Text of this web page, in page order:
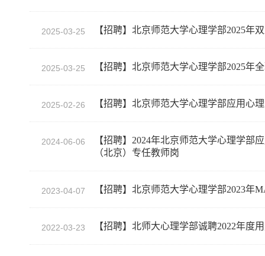
2025-03-25 【招聘】北京师范大学心理学部2025年
2025-03-25 【招聘】北京师范大学心理学部2025年
2025-02-26 【招聘】北京师范大学心理学部应用心
2024-06-06
【招聘】2024年北京师范大学心理学部
（北京）专任教师岗
2023-04-07 【招聘】北京师范大学心理学部2023年
2022-03-23 【招聘】北师大心理学部诚聘2022年度